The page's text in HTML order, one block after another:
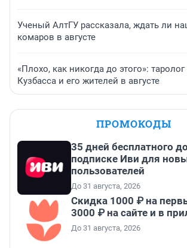
Ученый АлтГУ рассказала, ждать ли
комаров в августе
«Плохо, как никогда до этого»:
Кузбасса и его жителей в августе
ПРОМОКОДЫ
35 дней бесплатного
подписке Иви для
пользователей
До 31 августа, 2026
Скидка 1000 ₽ на
3000 ₽ на сайте и в
До 31 августа, 2026